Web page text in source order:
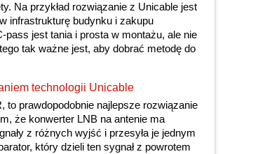
Na przykład rozwiązanie z Unicable jest
infrastrukturę budynku i zakupu
jest tania i prosta w montażu, ale nie
tak ważne jest, aby dobrać metodę do
technologii Unicable
to prawdopodobnie najlepsze rozwiązanie
że konwerter LNB na antenie ma
z różnych wyjść i przesyła je jednym
który dzieli ten sygnał z powrotem